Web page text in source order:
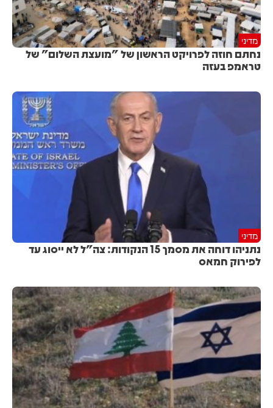
מדיני
נחתם חוזה לפרויקט הראשון של "מועצת השלום" של
טראמפ בעזה
מדיני
נתניהו דוחה את מסמך 15 הנקודות: צה"ל לא ייסוג עד
לפירוק חמאס